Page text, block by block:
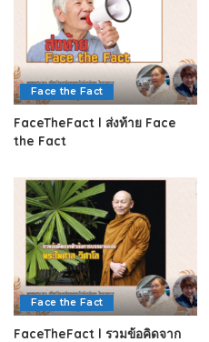
Face the Fact
FaceTheFact l ส่งท้าย Face
the Fact
Face the Fact
FaceTheFact l รวมข้อคิดจาก